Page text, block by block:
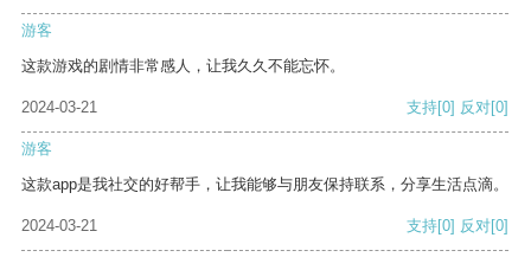
游客
这款游戏的剧情非常感人，让我久久不能忘怀。
2024-03-21 支持[0] 反对[0]
游客
这款app是我社交的好帮手，让我能够与朋友保持联系，分享生活点滴。
2024-03-21 支持[0] 反对[0]